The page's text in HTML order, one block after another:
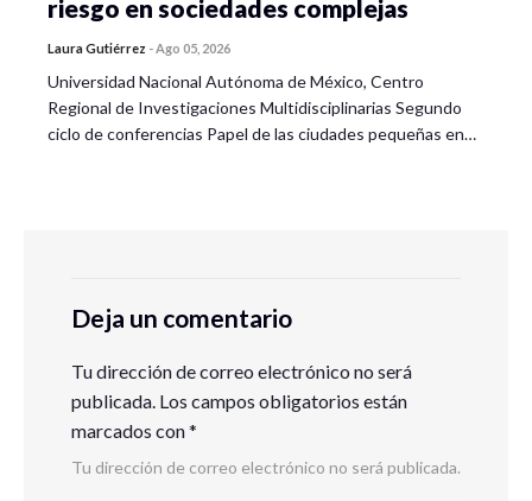
riesgo en sociedades complejas
Laura Gutiérrez -Ago 05, 2026
Universidad Nacional Autónoma de México, Centro
Regional de Investigaciones Multidisciplinarias Segundo
ciclo de conferencias Papel de las ciudades pequeñas en…
Deja un comentario
Tu dirección de correo electrónico no será
publicada. Los campos obligatorios están
marcados con*
Tu dirección de correo electrónico no será publicada.